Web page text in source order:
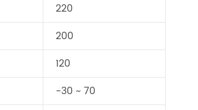
220
200
120
-30 ~ 70